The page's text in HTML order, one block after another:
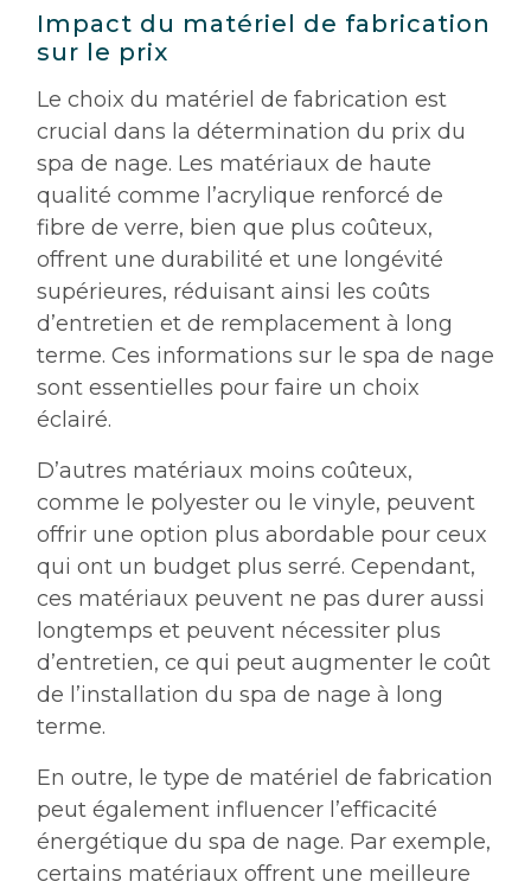
Impact du matériel de fabrication
sur le prix
Le choix du matériel de fabrication est
crucial dans la détermination du prix du
spa de nage. Les matériaux de haute
qualité comme l’acrylique renforcé de
fibre de verre, bien que plus coûteux,
offrent une durabilité et une longévité
supérieures, réduisant ainsi les coûts
d’entretien et de remplacement à long
terme. Ces informations sur le spa de nage
sont essentielles pour faire un choix
éclairé.
D’autres matériaux moins coûteux,
comme le polyester ou le vinyle, peuvent
offrir une option plus abordable pour ceux
qui ont un budget plus serré. Cependant,
ces matériaux peuvent ne pas durer aussi
longtemps et peuvent nécessiter plus
d’entretien, ce qui peut augmenter le coût
de l’installation du spa de nage à long
terme.
En outre, le type de matériel de fabrication
peut également influencer l’efficacité
énergétique du spa de nage. Par exemple,
certains matériaux offrent une meilleure